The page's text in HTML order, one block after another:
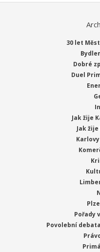
30 let
Dobré
Duel
Jak žije
Jak
Pořady
Povolební